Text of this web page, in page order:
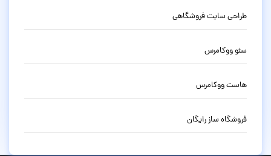
طراحی سایت فروشگاهی
سئو ووکامرس
هاست ووکامرس
فروشگاه ساز رایگان